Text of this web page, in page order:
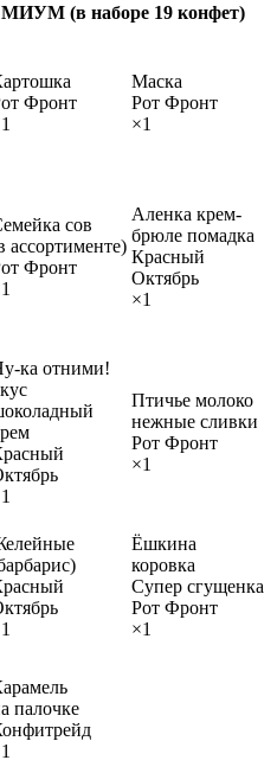
(в наборе 19 конфет)
Фронт
Маска
Рот Фронт
×1
сов
ассортименте)
Фронт
Аленка крем-
брюле помадка
Красный
Октябрь
×1
ка отними!
Птичье молоко
нежные сливки
Рот Фронт
×1
Ёшкина
коровка
Супер сгущенка
Рот Фронт
×1
палочке